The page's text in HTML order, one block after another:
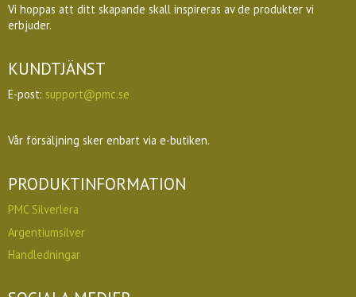
Vi hoppas att ditt skapande skall inspireras av de produkter vi
erbjuder.
KUNDTJÄNST
E-post: support@pmc.se
Vår försäljning sker enbart via e-butiken.
PRODUKTINFORMATION
PMC Silverlera
Argentiumsilver
Handledningar